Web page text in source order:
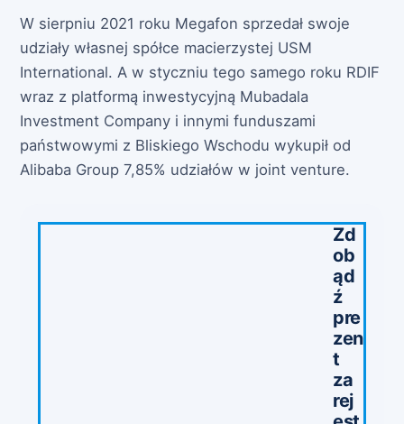
W sierpniu 2021 roku Megafon sprzedał swoje
udziały własnej spółce macierzystej USM
International. A w styczniu tego samego roku RDIF
wraz z platformą inwestycyjną Mubadala
Investment Company i innymi funduszami
państwowymi z Bliskiego Wschodu wykupił od
Alibaba Group 7,85% udziałów w joint venture.
Zd
ob
ąd
ź
pre
zen
t
za
rej